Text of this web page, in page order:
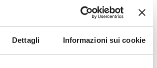
Dettagli Informazioni sui cookie
Data Center